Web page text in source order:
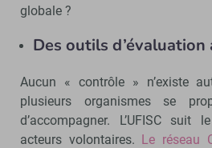
globale ?
Des outils d’évaluation
Aucun « contrôle » n’existe
plusieurs organismes se
d’accompagner. L’UFISC suit
acteurs volontaires. Le réseau